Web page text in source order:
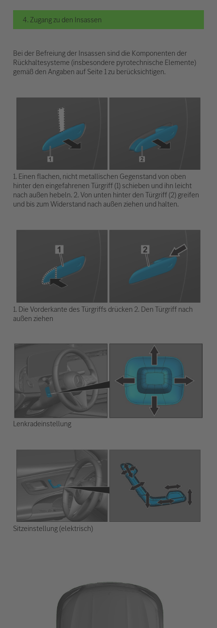
4. Zugang zu den Insassen
Bei der Befreiung der Insassen sind die Komponenten der
Rückhaltesysteme (insbesondere pyrotechnische Elemente)
gemäß den Angaben auf Seite 1 zu berücksichtigen.
1. Einen flachen, nicht metallischen Gegenstand von oben
hinter den eingefahrenen Türgriff (1) schieben und ihn leicht
nach außen hebeln. 2. Von unten hinter den Türgriff (2) greifen
und bis zum Widerstand nach außen ziehen und halten.
1. Die Vorderkante des Türgriffs drücken 2. Den Türgriff nach
außen ziehen
Lenkradeinstellung
Sitzeinstellung (elektrisch)